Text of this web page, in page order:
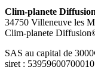
Clim-planete Diffusion
34750 Villeneuve les
Clim-planete
SAS au capital de
siret :